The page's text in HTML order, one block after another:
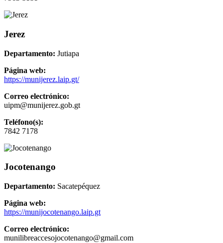
Jerez
Departamento: Jutiapa
Página web:
https://munijerez.laip.gt/
Correo electrónico:
uipm@munijerez.gob.gt
Teléfono(s):
7842 7178
Jocotenango
Departamento: Sacatepéquez
Página web:
https://munijocotenango.laip.gt
Correo electrónico:
munilibreaccesojocotenango@gmail.com